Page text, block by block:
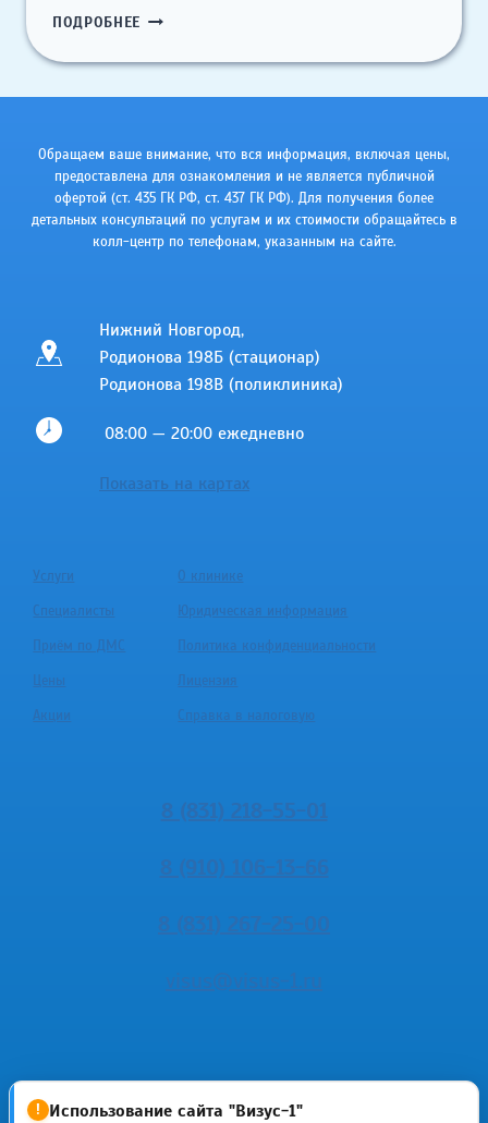
ПОДРОБНЕЕ АНЕСТЕЗИОЛОГИЯ
РЕАНИМАТОЛОГИЯ
Обращаем ваше внимание, что вся информация, включая цены,
предоставлена для ознакомления и не является публичной
офертой (ст. 435 ГК РФ, cт. 437 ГК РФ). Для получения более
детальных консультаций по услугам и их стоимости обращайтесь в
колл-центр по телефонам, указанным на сайте.
Нижний Новгород,
Родионова 198Б (стационар)
Родионова 198В (поликлиника)
08:00 — 20:00 ежедневно
Показать на картах
Услуги
О клинике
Специалисты
Юридическая информация
Приём по ДМС
Политика конфиденциальности
Цены
Лицензия
Акции
Справка в налоговую
8 (831) 218-55-01
8 (910) 106-13-66
8 (831) 267-25-00
visus@visus-1.ru
! Использование сайта "Визус-1"